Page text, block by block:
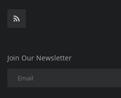
Join Our Newsletter